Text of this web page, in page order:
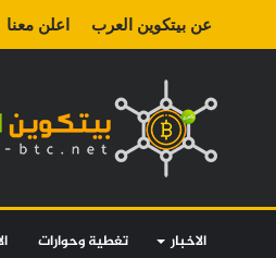
عن بيتكوين العرب اعلن معنا
الاخبار تغطية وحوارات